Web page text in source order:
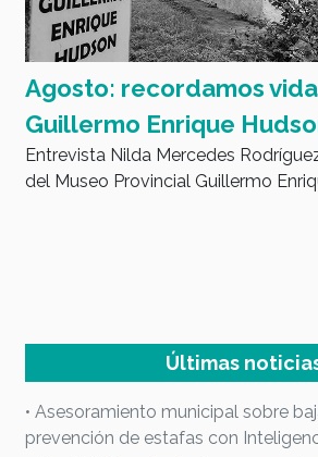
Agosto: recordamos
Guillermo Enrique
Entrevista Nilda Mercedes
del Museo Provincial Guillermo
Últimas
• Asesoramiento municipal sobre
prevención de estafas con